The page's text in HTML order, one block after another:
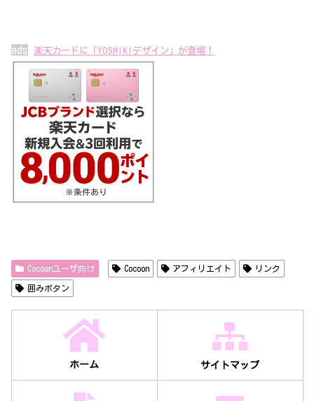
ads 楽天カードに「YOSHIKIデザイン」が登場！
Cocoonユーザ向け Cocoon アフィリエイト リンク
囲みボタン
ホーム サイトマップ